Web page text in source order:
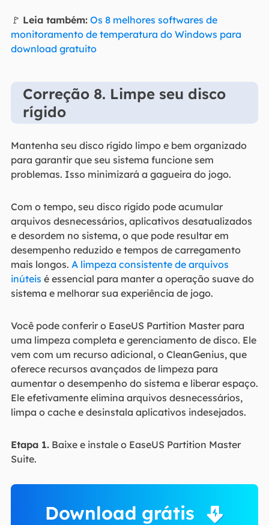
🚩 Leia também: Os 8 melhores softwares de
monitoramento de temperatura do Windows para
download gratuito
Correção 8. Limpe seu disco
rígido
Mantenha seu disco rígido limpo e bem organizado
para garantir que seu sistema funcione sem
problemas. Isso minimizará a gagueira do jogo.
Com o tempo, seu disco rígido pode acumular
arquivos desnecessários, aplicativos desatualizados
e desordem no sistema, o que pode resultar em
desempenho reduzido e tempos de carregamento
mais longos. A limpeza consistente de arquivos
inúteis é essencial para manter a operação suave do
sistema e melhorar sua experiência de jogo.
Você pode conferir o EaseUS Partition Master para
uma limpeza completa e gerenciamento de disco. Ele
vem com um recurso adicional, o CleanGenius, que
oferece recursos avançados de limpeza para
aumentar o desempenho do sistema e liberar espaço.
Ele efetivamente elimina arquivos desnecessários,
limpa o cache e desinstala aplicativos indesejados.
Etapa 1.Baixe e instale o EaseUS Partition Master
Suite.
Download grátis